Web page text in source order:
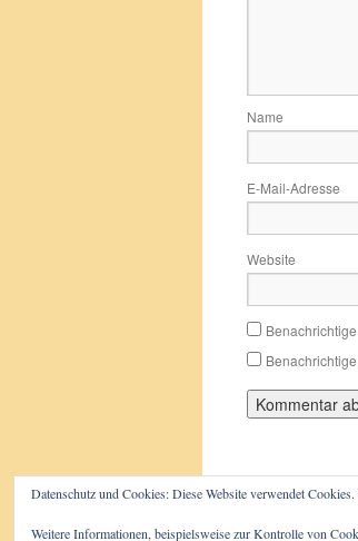
Name
E-Mail-Adresse
Website
Datenschutz und Cookies: Diese Website verwendet
Weitere Informationen, beispielsweise zur Kontrolle von